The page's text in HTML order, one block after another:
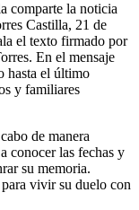
comparte la noticia
Castilla, 21 de
el texto firmado por
En el mensaje
hasta el último
y familiares
de manera
conocer las fechas y
su memoria.
vivir su duelo con